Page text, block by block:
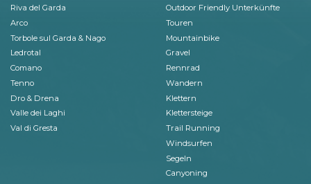
Riva del Garda
Arco
Torbole sul Garda & Nago
Ledrotal
Comano
Tenno
Dro & Drena
Valle dei Laghi
Val di Gresta
Outdoor Friendly Unterkünfte
Touren
Mountainbike
Gravel
Rennrad
Wandern
Klettern
Klettersteige
Trail Running
Windsurfen
Segeln
Canyoning